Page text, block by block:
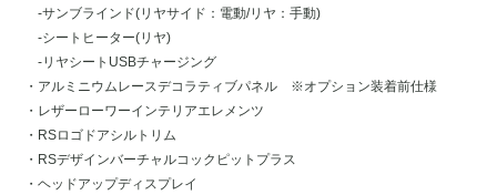
-サンブラインド(リヤサイド：電動/リヤ：手動)
-シートヒーター(リヤ)
-リヤシートUSBチャージング
・アルミニウムレースデコラティブパネル ※オプション装着前仕様
・レザーローワーインテリアエレメンツ
・RSロゴドアシルトリム
・RSデザインバーチャルコックピットプラス
・ヘッドアップディスプレイ